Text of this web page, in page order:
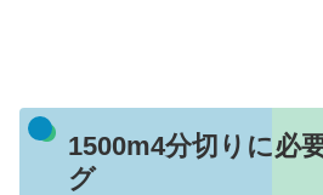
1500m4分切りに必
グ